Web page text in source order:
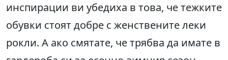
инспирации ви убедиха в това, че тежките
обувки стоят добре с женствените леки
рокли. А ако смятате, че трябва да имате в